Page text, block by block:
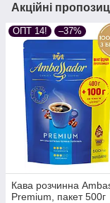
Акційні
ОПТ 14! –37%
Кава розчинна
Premium, пакет 500г